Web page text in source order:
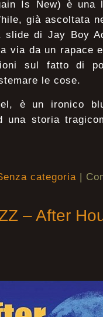
Is New) è una
già ascoltata
slide di Jay Boy
via da un rapace
sul fatto di
le cose.
è un ironico
una storia
categoria |
– After